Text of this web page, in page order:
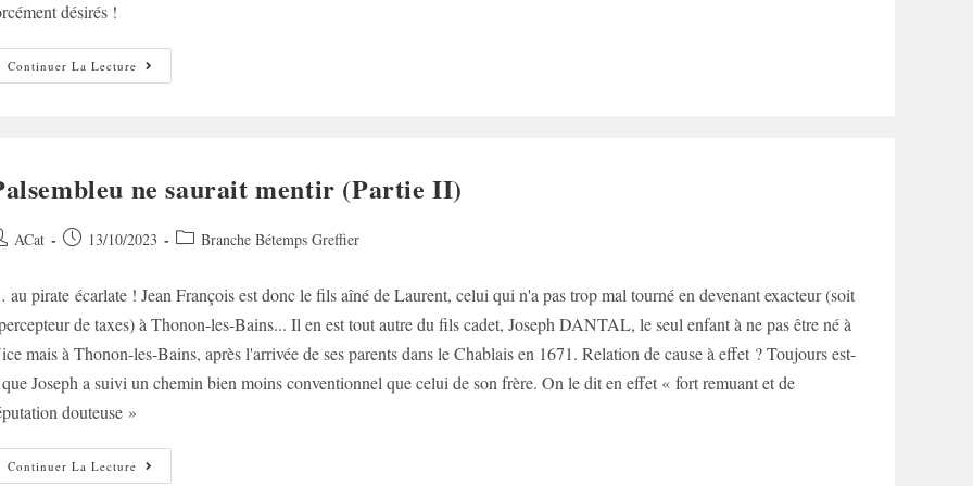
désirés !
Continuer La Lecture On
Ne
ne saurait mentir (Partie II)
autrice
:
ACat
Post 13/10/2023
Post Branche Bétemps Greffier
au pirate écarlate ! Jean François est donc le fils aîné de Laurent, celui qui n'a pas trop mal tourné en devenant exacteur (soit
de taxes) à Thonon-les-Bains... Il en est tout autre du fils cadet, Joseph DANTAL, le seul enfant à ne pas être né à
mais à Thonon-les-Bains, après l'arrivée de ses parents dans le Chablais en 1671. Relation de cause à effet ? Toujours est-
Joseph a suivi un chemin bien moins conventionnel que celui de son frère. On le dit en effet « fort remuant et de
douteuse »
Continuer La Lecture Palsembleu
Ne